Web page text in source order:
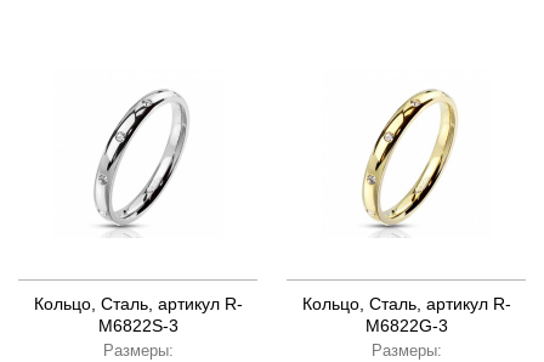
Кольцо, Сталь, артикул R-
M6822S-3
Размеры:
Кольцо, Сталь, артикул R-
M6822G-3
Размеры: